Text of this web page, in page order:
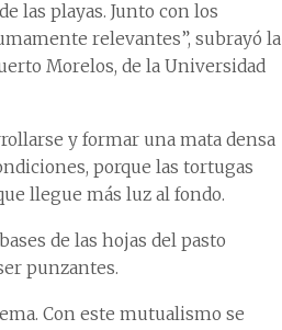
las playas. Junto con los
relevantes”, subrayó la
Morelos, de la Universidad
y formar una mata densa
porque las tortugas
llegue más luz al fondo.
de las hojas del pasto
punzantes.
Con este mutualismo se